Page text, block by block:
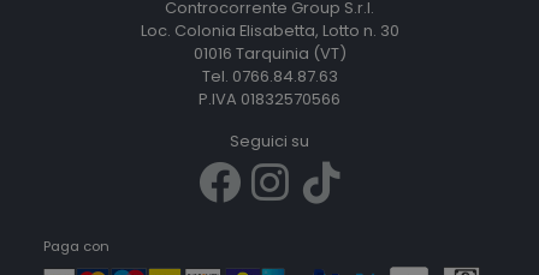
Controcorrente Group S.r.l.
Loc. Colonia Elisabetta, Lotto n. 30
01016 Tarquinia (VT)
Tel. 0766.84.87.63
P.IVA 01832570566
Seguici su
Paga con